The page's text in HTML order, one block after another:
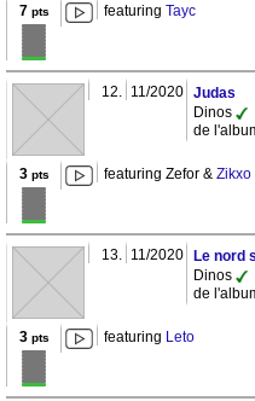
7 pts featuring Tayc
12. 11/2020
Judas
Dinos
de
3pts featuring Zefor & Zikxo
13. 11/2020
Le nord
Dinos
de
3pts featuring Leto